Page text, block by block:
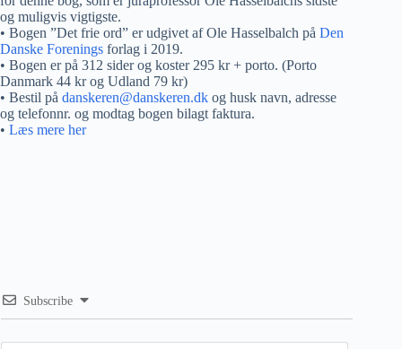
og muligvis vigtigste.
• Bogen ”Det frie ord” er udgivet af Ole Hasselbalch på Den
Danske Forenings forlag i 2019.
• Bogen er på 312 sider og koster 295 kr + porto. (Porto
Danmark 44 kr og Udland 79 kr)
• Bestil på danskeren@danskeren.dk og husk navn, adresse
og telefonnr. og modtag bogen bilagt faktura.
• Læs mere her
Subscribe